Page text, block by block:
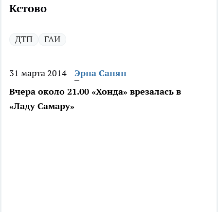
Кстово
ДТП ГАИ
31 марта 2014
Эрна Санян
Вчера около 21.00 «Хонда» врезалась в
«Ладу Самару»